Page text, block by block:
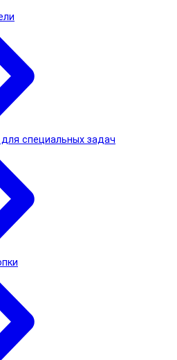
специальных задач